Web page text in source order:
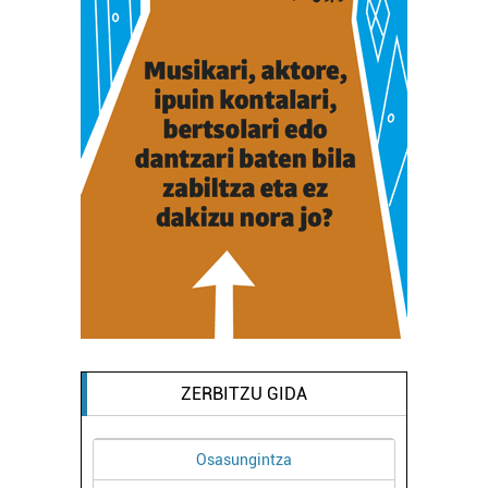
ZERBITZU GIDA
Osasungintza